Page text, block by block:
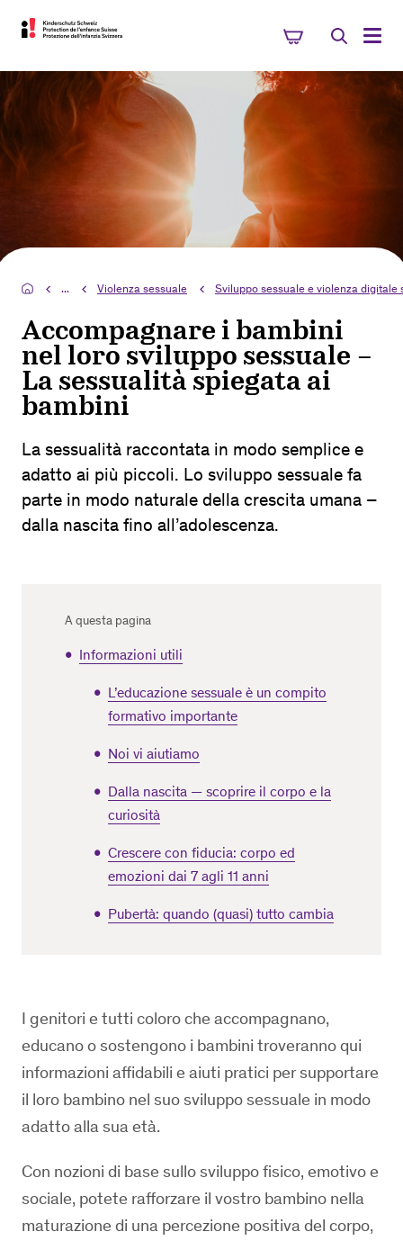
... Violenza sessuale Sviluppo sessuale e violenza digitale
Accompagnare i bambini
nel loro sviluppo sessuale –
La sessualità spiegata ai
bambini
La sessualità raccontata in modo semplice e
adatto ai più piccoli. Lo sviluppo sessuale fa
parte in modo naturale della crescita umana –
dalla nascita fino all’adolescenza.
A questa pagina
Informazioni utili
L’educazione sessuale è un compito
formativo importante
Noi vi aiutiamo
Dalla nascita — scoprire il corpo e la
curiosità
Crescere con fiducia: corpo ed
emozioni dai 7 agli 11 anni
Pubertà: quando (quasi) tutto cambia
I genitori e tutti coloro che accompagnano,
educano o sostengono i bambini troveranno qui
informazioni affidabili e aiuti pratici per supportare
il loro bambino nel suo sviluppo sessuale in modo
adatto alla sua età.
Con nozioni di base sullo sviluppo fisico, emotivo e
sociale, potete rafforzare il vostro bambino nella
maturazione di una percezione positiva del corpo,